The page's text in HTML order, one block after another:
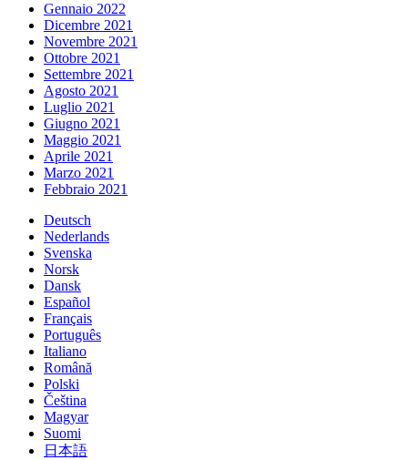
Gennaio 2022
Dicembre 2021
Novembre 2021
Ottobre 2021
Settembre 2021
Agosto 2021
Luglio 2021
Giugno 2021
Maggio 2021
Aprile 2021
Marzo 2021
Febbraio 2021
Deutsch
Nederlands
Svenska
Norsk
Dansk
Español
Français
Português
Italiano
Română
Polski
Čeština
Magyar
Suomi
日本語